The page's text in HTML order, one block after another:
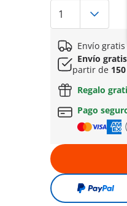
Envío
Envío gratis
partir de
Regalo
Pago